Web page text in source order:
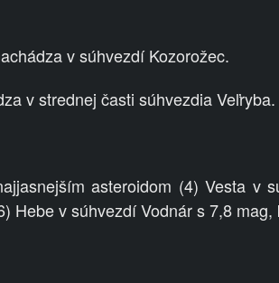
v súhvezdí Kozorožec.
v strednej časti súhvezdia Veľryba.
asteroidom (4) Vesta v
Hebe v súhvezdí Vodnár s 7,8